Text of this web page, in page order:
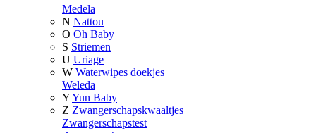
Medela
N Nattou
O Oh Baby
S Striemen
U Uriage
W Waterwipes doekjes
Weleda
YYun Baby
Z Zwangerschapskwaaltjes
Zwangerschapstest